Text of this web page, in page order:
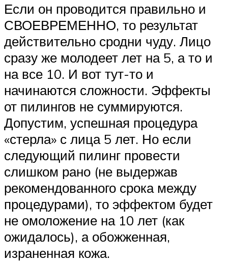
Если он проводится правильно и
СВОЕВРЕМЕННО, то результат
действительно сродни чуду. Лицо
сразу же молодеет лет на 5, а то и
на все 10. И вот тут-то и
начинаются сложности. Эффекты
от пилингов не суммируются.
Допустим, успешная процедура
«стерла» с лица 5 лет. Но если
следующий пилинг провести
слишком рано (не выдержав
рекомендованного срока между
процедурами), то эффектом будет
не омоложение на 10 лет (как
ожидалось), а обожженная,
израненная кожа.